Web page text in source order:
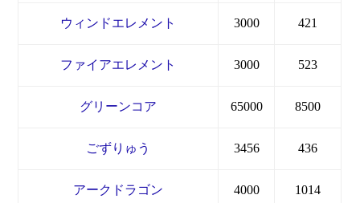
ウィンドエレメント 3000 421
ファイアエレメント 3000 523
グリーンコア 65000 8500
ごずりゅう 3456 436
アークドラゴン 4000 1014